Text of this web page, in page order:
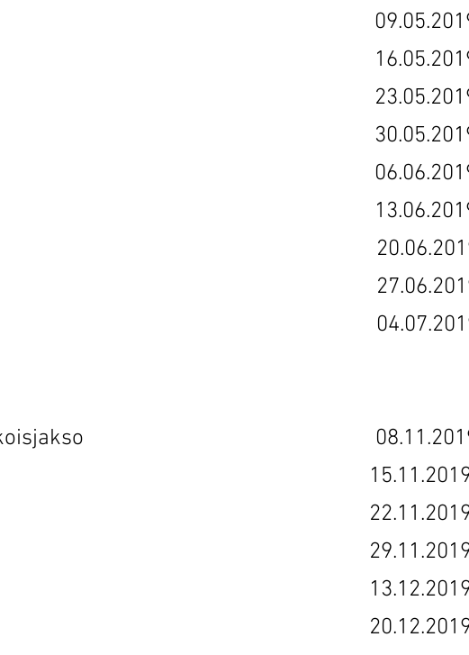
4
5
6
7
8
9
10
11
12
-erikoisjakso
2
3
4
5
6